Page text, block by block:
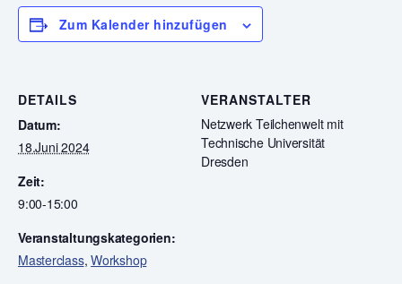
Zum Kalender hinzufügen
DETAILS
Datum:
18.Juni 2024
Zeit:
9:00-15:00
Veranstaltungskategorien:
Masterclass,Workshop
VERANSTALTER
Netzwerk Teilchenwelt mit
Technische Universität
Dresden